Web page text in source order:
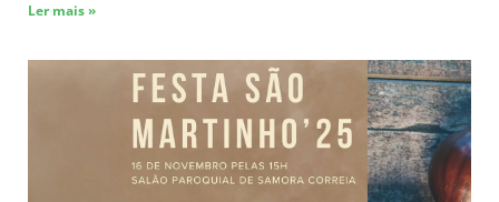
Ler mais »